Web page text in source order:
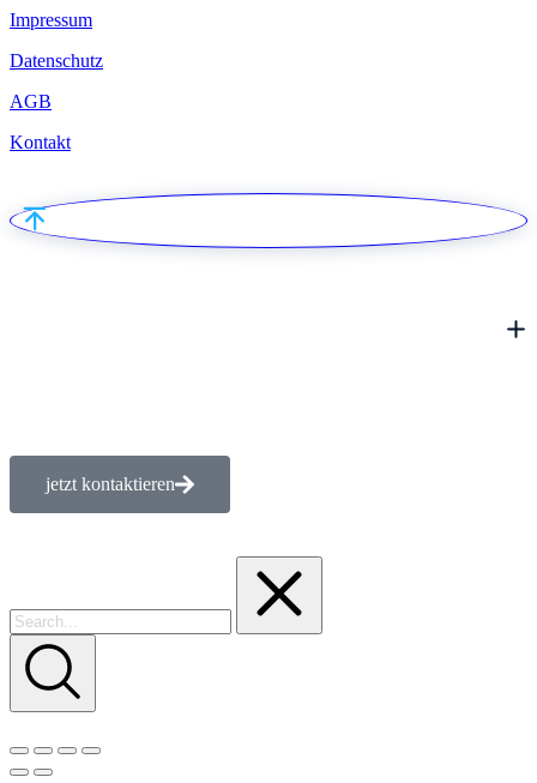
Impressum
Datenschutz
AGB
Kontakt
jetzt kontaktieren